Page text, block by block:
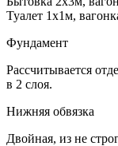
Туалет 1х1м,
Фундамент
Рассчитывается
в 2 слоя.
Нижняя обвязка
Двойная, из не